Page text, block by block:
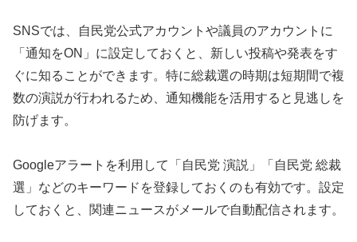
SNSでは、自民党公式アカウントや議員のアカウントに
「通知をON」に設定しておくと、新しい投稿や発表をす
ぐに知ることができます。特に総裁選の時期は短期間で複
数の演説が行われるため、通知機能を活用すると見逃しを
防げます。
Googleアラートを利用して「自民党 演説」「自民党 総裁
選」などのキーワードを登録しておくのも有効です。設定
しておくと、関連ニュースがメールで自動配信されます。